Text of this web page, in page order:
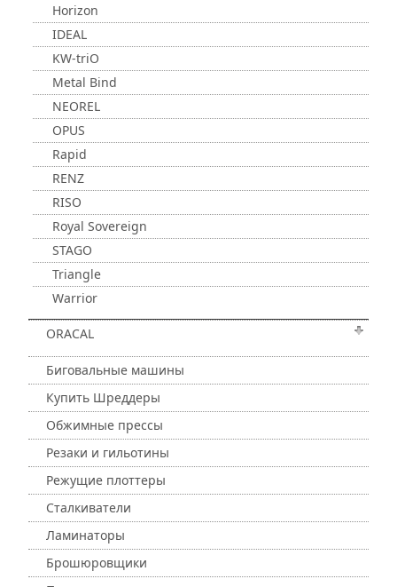
Horizon
IDEAL
KW-triO
Metal Bind
NEOREL
OPUS
Rapid
RENZ
RISO
Royal Sovereign
STAGO
Triangle
Warrior
ORACAL
Биговальные машины
Купить Шреддеры
Обжимные прессы
Резаки и гильотины
Режущие плоттеры
Сталкиватели
Ламинаторы
Брошюровщики